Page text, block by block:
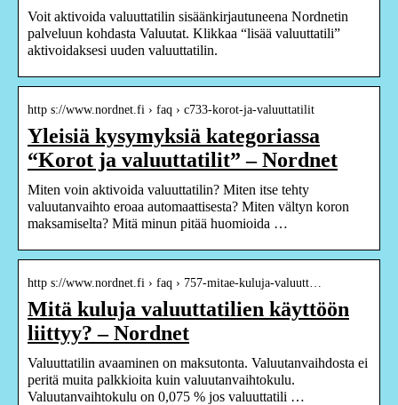
Voit aktivoida valuuttatilin sisäänkirjautuneena Nordnetin
palveluun kohdasta Valuutat. Klikkaa “lisää valuuttatili”
aktivoidaksesi uuden valuuttatilin.
http s://www.nordnet.fi › faq › c733-korot-ja-valuuttatilit
Yleisiä kysymyksiä kategoriassa
“Korot ja valuuttatilit” – Nordnet
Miten voin aktivoida valuuttatilin? Miten itse tehty
valuutanvaihto eroaa automaattisesta? Miten vältyn koron
maksamiselta? Mitä minun pitää huomioida …
http s://www.nordnet.fi › faq › 757-mitae-kuluja-valuutt…
Mitä kuluja valuuttatilien käyttöön
liittyy? – Nordnet
Valuuttatilin avaaminen on maksutonta. Valuutanvaihdosta ei
peritä muita palkkioita kuin valuutanvaihtokulu.
Valuutanvaihtokulu on 0,075 % jos valuuttatili …